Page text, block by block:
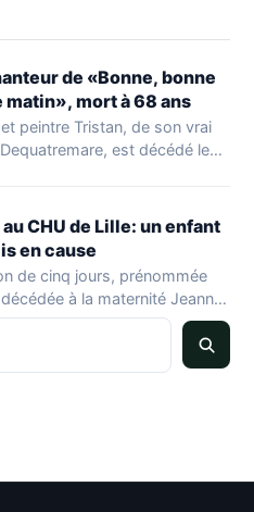
de «Bonne, bonne
matin», mort à 68 ans
peintre Tristan, de son vrai
est décédé le…
CHU de Lille: un enfant
en cause
de cinq jours, prénommée
à la maternité Jeanne